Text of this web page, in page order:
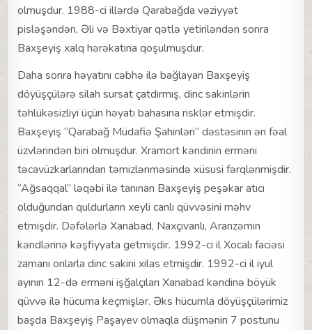
olmuşdur. 1988-ci illərdə Qarabağda vəziyyət
pisləşəndən, Əli və Bəxtiyar qətlə yetiriləndən sonra
Baxşeyiş xalq hərəkatına qoşulmuşdur.
Daha sonra həyatını cəbhə ilə bağlayan Baxşeyiş
döyüşçülərə silah sursat çatdırmış, dinc sakinlərin
təhlükəsizliyi üçün həyatı bahasına risklər etmişdir.
Baxşeyiş “Qarabağ Müdafiə Şahinləri” dəstəsinin ən fəal
üzvlərindən biri olmuşdur. Xramort kəndinin erməni
təcavüzkarlarından təmizlənməsində xüsusi fərqlənmişdir.
“Ağsaqqal” ləqəbi ilə tanınan Baxşeyiş peşəkar atıcı
olduğundan quldurların xeyli canlı qüvvəsini məhv
etmişdir. Dəfələrlə Xanabad, Naxçıvanlı, Aranzəmin
kəndlərinə kəşfiyyata getmişdir. 1992-ci il Xocalı faciəsi
zamanı onlarla dinc sakini xilas etmişdir. 1992-ci il iyul
ayının 12-də erməni işğalçıları Xanabad kəndinə böyük
qüvvə ilə hücuma keçmişlər. Əks hücumla döyüşçülərimiz
başda Baxşeyiş Paşayev olmaqla düşmənin 7 postunu